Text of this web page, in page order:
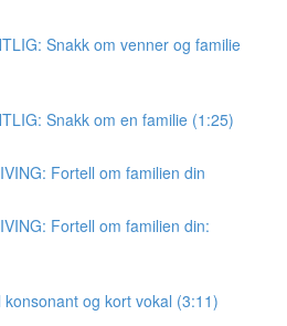
Snakk om venner og familie
Snakk om en familie (1:25)
Fortell om familien din
Fortell om familien din:
konsonant og kort vokal (3:11)